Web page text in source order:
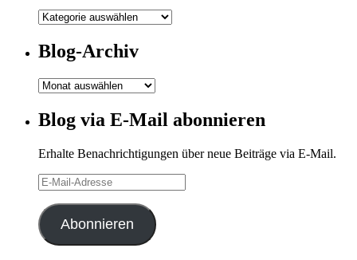
Meine
Blog-Archiv
Blog-
Blog via E-Mail abonnieren
Erhalte Benachrichtigungen über neue Beiträge via E-Mail.
E-
Mail-
Adresse
Abonnieren